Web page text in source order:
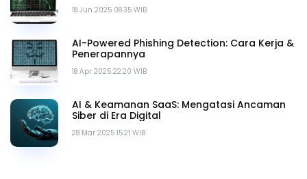
18 Jun 2025 08.35 WIB
18 Apr 2025 22.20 WIB
AI-Powered Phishing Detection: Cara Kerja &
Penerapannya
28 Mar 2025 15.21 WIB
AI & Keamanan SaaS: Mengatasi Ancaman
Siber di Era Digital